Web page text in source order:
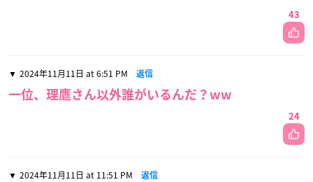
43
2024年11月11日 at 6:51 PM 返信
一位、理鷹さん以外誰がいるんだ？ww
24
2024年11月11日 at 11:51 PM 返信